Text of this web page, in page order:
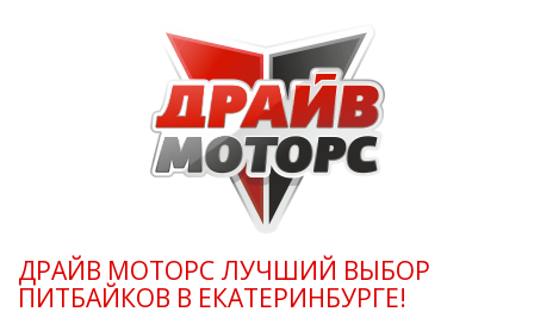
ДРАЙВ МОТОРС ЛУЧШИЙ ВЫБОР
ПИТБАЙКОВ В ЕКАТЕРИНБУРГЕ!